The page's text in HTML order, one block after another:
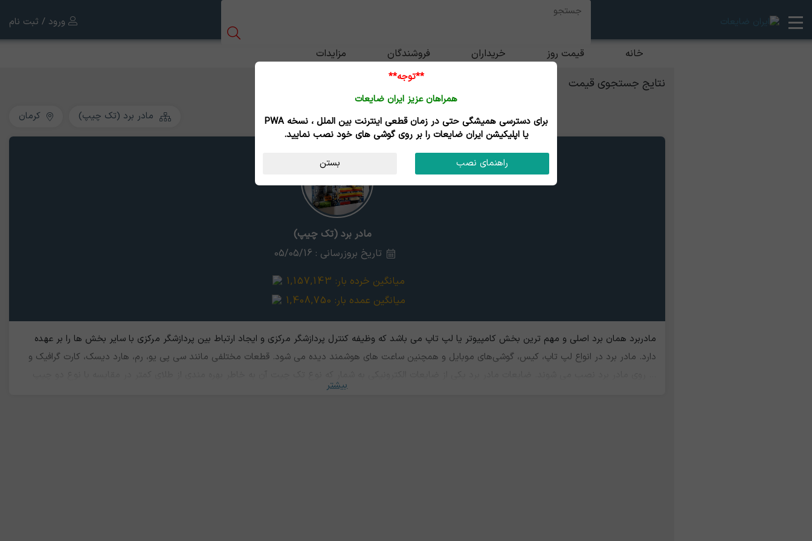
ورود / ثبت نام
خانه قیمت روز خریداران فروشندگان مزایدات
نتایج جستجوی قیمت
مادر برد (تک چیپ) کرمان
مادر برد (تک چیپ)
تاریخ بروزرسانی : 05/05/16
میانگین خرده بار: 1,157,143
میانگین عمده بار: 1,408,750
مادربرد همان برد اصلی و مهم ترین بخش کامپیوتر یا لپ تاپ می باشد که وظیفه کنترل پردازشگر مرکزی و ایجاد ارتباط بین پردازشگر مرکزی با سایر بخش ها را بر عهده
دارد. مادر برد در انواع لپ تاپ، کیس، گوشی‌های موبایل و همچنین ساعت های هوشمند دیده می شود. قطعات مختلفی مانند سی پی یو، رم، هارد دیسک، کارت گرافیک و
بیشتر
**توجه**
همراهان عزیز ایران ضایعات
برای دسترسی همیشگی حتی در زمان قطعی اینترنت بین الملل ، نسخه PWA
یا اپلیکیشن ایران ضایعات را بر روی گوشی های خود نصب نمایید.
راهنمای نصب بستن